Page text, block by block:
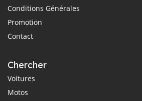
Conditions Générales
Promotion
Contact
Chercher
Voitures
Motos